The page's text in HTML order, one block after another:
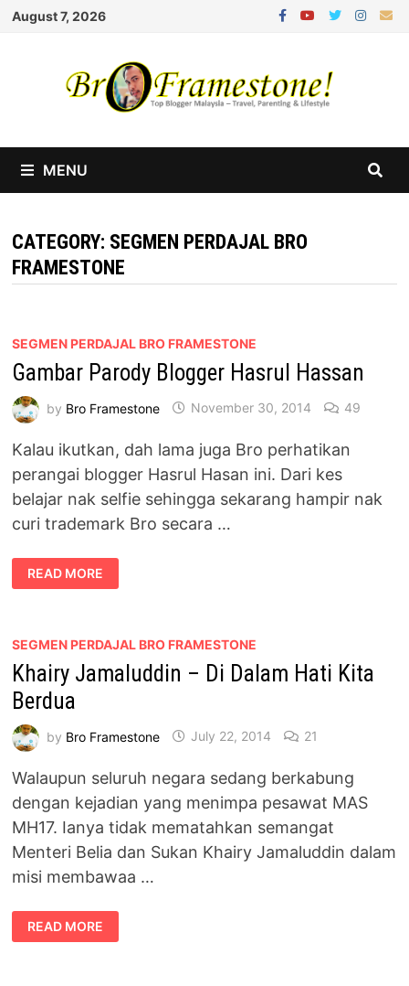
Skip
August 7, 2026
MENU
CATEGORY: SEGMEN PERDAJAL BRO
FRAMESTONE
SEGMEN PERDAJAL BRO FRAMESTONE
Gambar Parody Blogger Hasrul Hassan
by Bro Framestone November 30, 2014 49
Kalau ikutkan, dah lama juga Bro perhatikan
perangai blogger Hasrul Hasan ini. Dari kes
belajar nak selfie sehingga sekarang hampir nak
curi trademark Bro secara …
GAMBAR
PARODY
BLOGGER
READ MORE
SEGMEN PERDAJAL BRO FRAMESTONE
Khairy Jamaluddin – Di Dalam Hati Kita
Berdua
by Bro Framestone July 22, 2014 21
Walaupun seluruh negara sedang berkabung
dengan kejadian yang menimpa pesawat MAS
MH17. Ianya tidak mematahkan semangat
Menteri Belia dan Sukan Khairy Jamaluddin dalam
misi membawaa …
KHAIRY
JAMALUDDIN
–
READ MORE